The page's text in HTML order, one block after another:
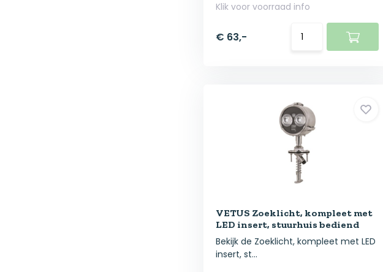
Klik voor voorraad info
€ 63,-
VETUS Zoeklicht, kompleet met
LED insert, stuurhuis bediend
Bekijk de Zoeklicht, kompleet met LED
insert, st...